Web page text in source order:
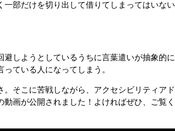
部だけを切り出して借りてしまってはいない
しようとしているうちに言葉遣いが抽象的に
ている人になってしまう。
そこに苦戦しながら、アクセシビリティアド
画が公開されました！よければぜひ、ご覧く